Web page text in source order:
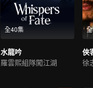
全40集
水龍吟
羅雲熙組隊闖江湖
俠